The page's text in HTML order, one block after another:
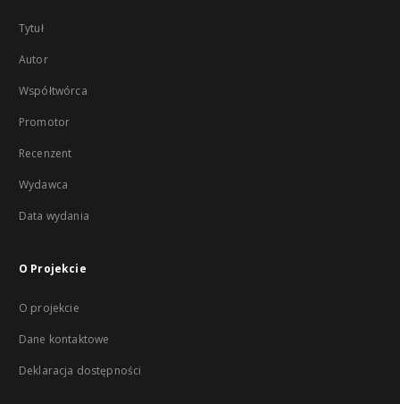
Tytuł
Autor
Współtwórca
Promotor
Recenzent
Wydawca
Data wydania
O Projekcie
O projekcie
Dane kontaktowe
Deklaracja dostępności